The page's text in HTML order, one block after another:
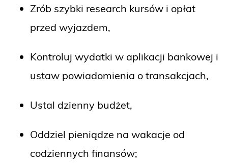
Zrób szybki research kursów i opłat
przed wyjazdem,
Kontroluj wydatki w aplikacji bankowej i
ustaw powiadomienia o transakcjach,
Ustal dzienny budżet,
Oddziel pieniądze na wakacje od
codziennych finansów;